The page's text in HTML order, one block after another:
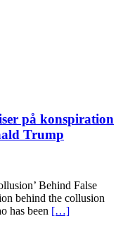
på konspiration
Trump
Behind False
behind the collusion
has been […]